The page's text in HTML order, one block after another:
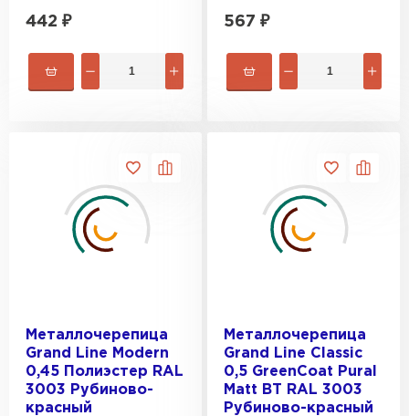
442 ₽ 567 ₽
Металлочерепица
Grand Line Modern
0,45 Полиэстер RAL
3003 Рубиново-
красный
Металлочерепица
Grand Line Classic
0,5 GreenCoat Pural
Matt BT RAL 3003
Рубиново-красный